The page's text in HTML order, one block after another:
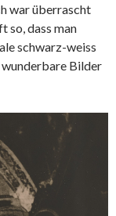
war überrascht
so, dass man
schwarz-weiss
Bilder